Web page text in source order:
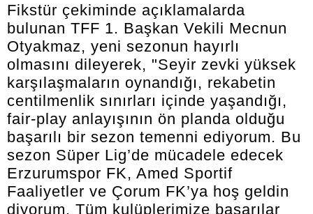
Fikstür çekiminde açıklamalarda
bulunan TFF 1. Başkan Vekili Mecnun
Otyakmaz, yeni sezonun hayırlı
olmasını dileyerek, "Seyir zevki yüksek
karşılaşmaların oynandığı, rekabetin
centilmenlik sınırları içinde yaşandığı,
fair-play anlayışının ön planda olduğu
başarılı bir sezon temenni ediyorum. Bu
sezon Süper Lig’de mücadele edecek
Erzurumspor FK, Amed Sportif
Faaliyetler ve Çorum FK’ya hoş geldin
diyorum. Tüm kulüplerimize başarılar